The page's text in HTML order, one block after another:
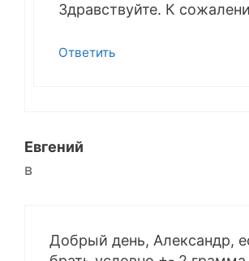
Здравствуйте. К
Ответить
Евгений
в
Добрый день, Александр,